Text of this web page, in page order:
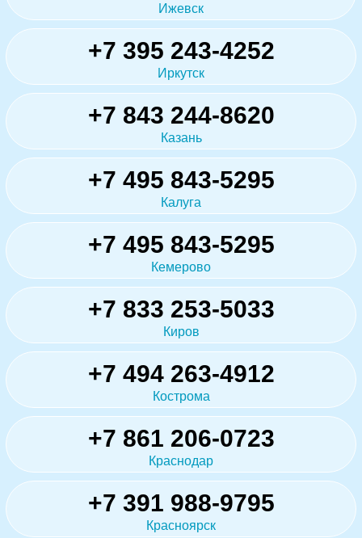
Ижевск
+7 395 243-4252
Иркутск
+7 843 244-8620
Казань
+7 495 843-5295
Калуга
+7 495 843-5295
Кемерово
+7 833 253-5033
Киров
+7 494 263-4912
Кострома
+7 861 206-0723
Краснодар
+7 391 988-9795
Красноярск